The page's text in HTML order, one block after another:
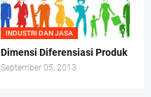
INDUSTRI DAN JASA
Dimensi Diferensiasi Produk
September 05, 2013